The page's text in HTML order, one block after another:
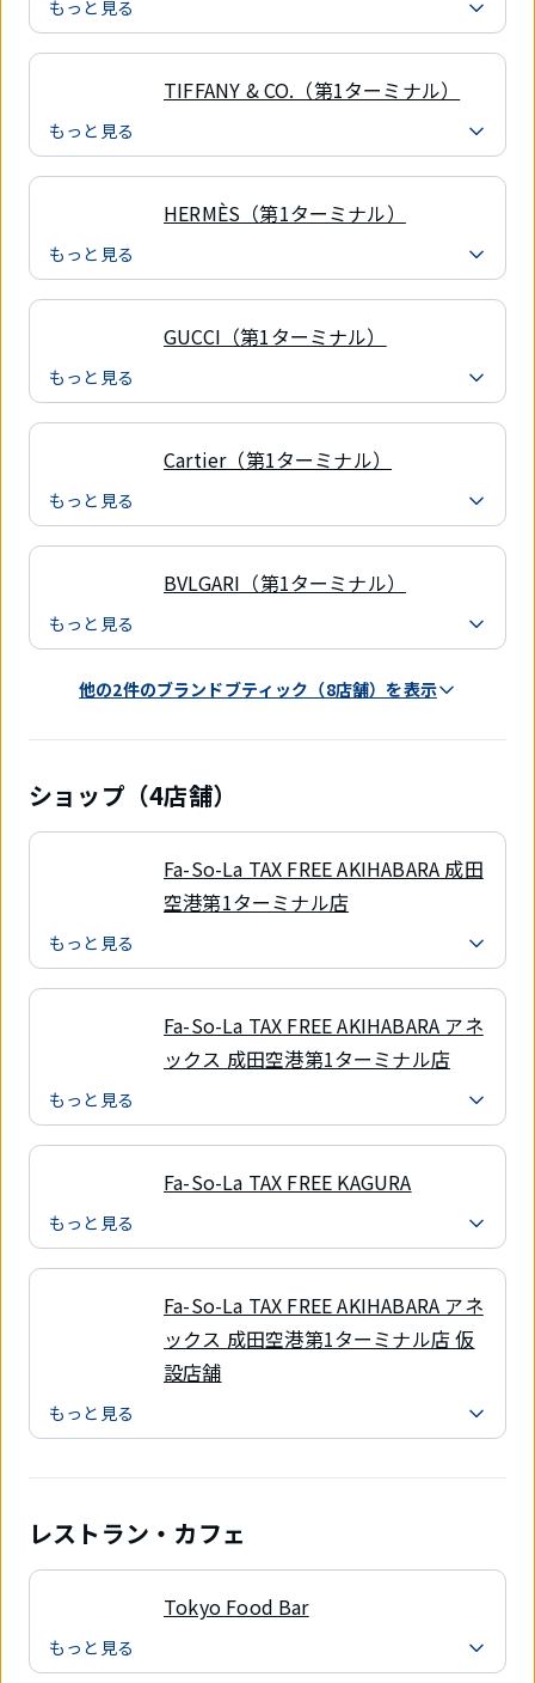
もっと見る
TIFFANY & CO.（第1ターミナル）
もっと見る
HERMÈS（第1ターミナル）
もっと見る
GUCCI（第1ターミナル）
もっと見る
Cartier（第1ターミナル）
もっと見る
BVLGARI（第1ターミナル）
もっと見る
他の2件のブランドブティック（8店舗）を表示
ショップ（4店舗）
Fa-So-La TAX FREE AKIHABARA 成田
空港第1ターミナル店
もっと見る
Fa-So-La TAX FREE AKIHABARA アネ
ックス 成田空港第1ターミナル店
もっと見る
Fa-So-La TAX FREE KAGURA
もっと見る
Fa-So-La TAX FREE AKIHABARA アネ
ックス 成田空港第1ターミナル店 仮
設店舗
もっと見る
レストラン・カフェ
Tokyo Food Bar
もっと見る